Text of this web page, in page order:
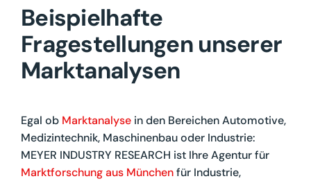
Beispielhafte
Fragestellungen unserer
Marktanalysen
Egal ob Marktanalysein den Bereichen Automotive,
Medizintechnik, Maschinenbau oder Industrie:
MEYER INDUSTRY RESEARCH ist Ihre Agentur für
Marktforschung aus Münchenfür Industrie,